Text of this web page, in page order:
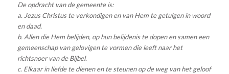
De opdracht van de gemeente is:
a. Jezus Christus te verkondigen en van Hem te getuigen in woord
en daad.
b. Allen die Hem belijden, op hun belijdenis te dopen en samen een
gemeenschap van gelovigen te vormen die leeft naar het
richtsnoer van de Bijbel.
c. Elkaar in liefde te dienen en te steunen op de weg van het geloof